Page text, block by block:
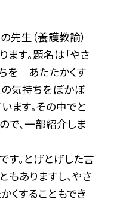
先生（養護教諭）
す。題名は「やさ
を あたたかくす
の気持ちをぽかぽ
ます。その中でと
で、一部紹介しま
す。とげとげした言
ありますし、やさ
くすることもでき